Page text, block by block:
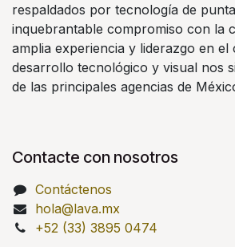
respaldados por tecnología de
inquebrantable compromiso con la
amplia experiencia y liderazgo en el
desarrollo tecnológico y visual nos
de las principales agencias de
Contacte con nosotros
Contáctenos
hola@lava.mx
+52 (33) 3895 0474